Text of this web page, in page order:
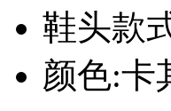
鞋头款
颜色:卡